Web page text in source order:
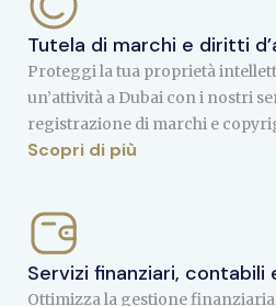
Tutela di marchi e diritti
Proteggi la tua proprietà
un’attività a Dubai con i nostri
registrazione di marchi e
Scopri di più
Servizi finanziari,
Ottimizza la gestione